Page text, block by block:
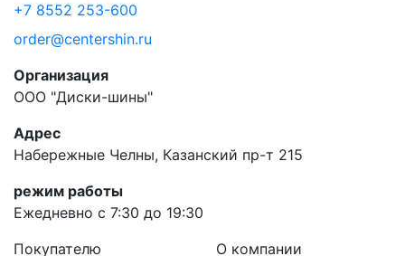
+7 8552 253-600
order@centershin.ru
Организация
ООО "Диски-шины"
Адрес
Набережные Челны, Казанский пр-т 215
режим работы
Ежедневно с 7:30 до 19:30
Покупателю
О компании